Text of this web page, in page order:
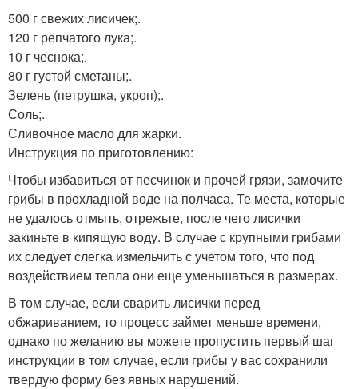
500 г свежих лисичек;.
120 г репчатого лука;.
10 г чеснока;.
80 г густой сметаны;.
Зелень (петрушка, укроп);.
Соль;.
Сливочное масло для жарки.
Инструкция по приготовлению:
Чтобы избавиться от песчинок и прочей грязи, замочите
грибы в прохладной воде на полчаса. Те места, которые
не удалось отмыть, отрежьте, после чего лисички
закиньте в кипящую воду. В случае с крупными грибами
их следует слегка измельчить с учетом того, что под
воздействием тепла они еще уменьшаться в размерах.
В том случае, если сварить лисички перед
обжариванием, то процесс займет меньше времени,
однако по желанию вы можете пропустить первый шаг
инструкции в том случае, если грибы у вас сохранили
твердую форму без явных нарушений.